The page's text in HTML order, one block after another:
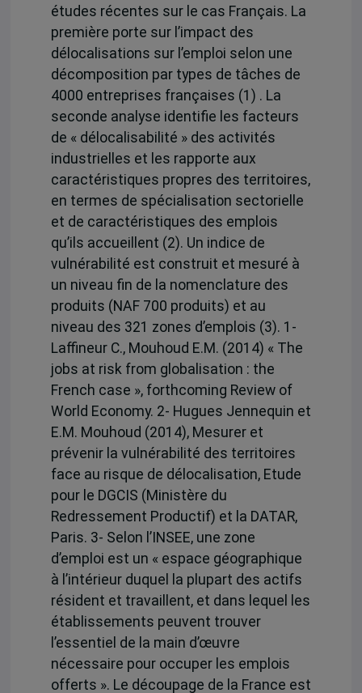
études récentes sur le cas Français. La
première porte sur l’impact des
délocalisations sur l’emploi selon une
décomposition par types de tâches de
4000 entreprises françaises (1) . La
seconde analyse identifie les facteurs
de « délocalisabilité » des activités
industrielles et les rapporte aux
caractéristiques propres des territoires,
en termes de spécialisation sectorielle
et de caractéristiques des emplois
qu’ils accueillent (2). Un indice de
vulnérabilité est construit et mesuré à
un niveau fin de la nomenclature des
produits (NAF 700 produits) et au
niveau des 321 zones d’emplois (3). 1-
Laffineur C., Mouhoud E.M. (2014) « The
jobs at risk from globalisation : the
French case », forthcoming Review of
World Economy. 2- Hugues Jennequin et
E.M. Mouhoud (2014), Mesurer et
prévenir la vulnérabilité des territoires
face au risque de délocalisation, Etude
pour le DGCIS (Ministère du
Redressement Productif) et la DATAR,
Paris. 3- Selon l’INSEE, une zone
d’emploi est un « espace géographique
à l’intérieur duquel la plupart des actifs
résident et travaillent, et dans lequel les
établissements peuvent trouver
l’essentiel de la main d’œuvre
nécessaire pour occuper les emplois
offerts ». Le découpage de la France est